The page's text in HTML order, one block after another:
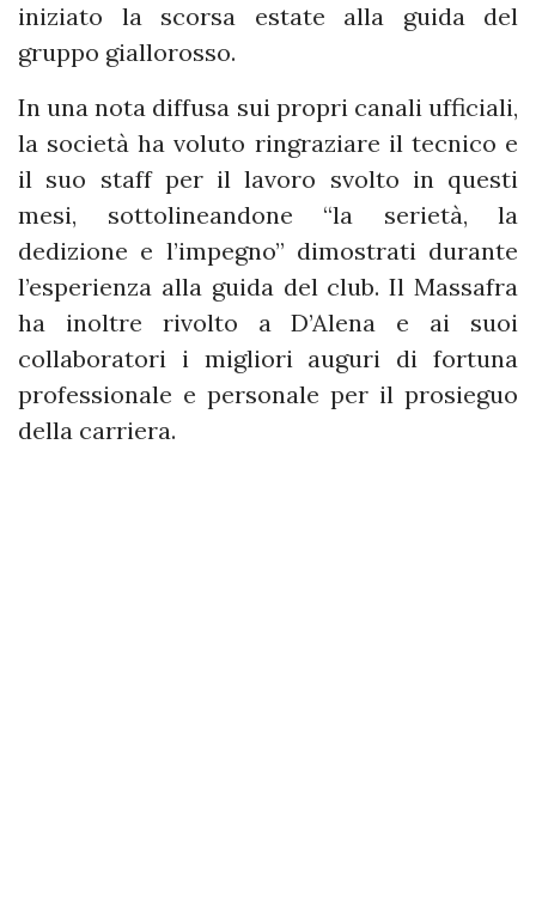
iniziato la scorsa estate alla guida del
gruppo giallorosso.
In una nota diffusa sui propri canali ufficiali,
la società ha voluto ringraziare il tecnico e
il suo staff per il lavoro svolto in questi
mesi, sottolineandone “la serietà, la
dedizione e l’impegno” dimostrati durante
l’esperienza alla guida del club. Il Massafra
ha inoltre rivolto a D’Alena e ai suoi
collaboratori i migliori auguri di fortuna
professionale e personale per il prosieguo
della carriera.